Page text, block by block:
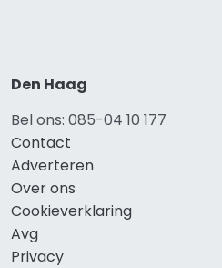
Den Haag
Bel ons: 085-04 10 177
Contact
Adverteren
Over ons
Cookieverklaring
Avg
Privacy